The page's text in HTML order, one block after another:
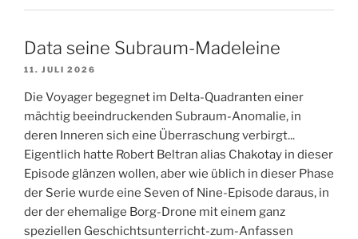
Data seine Subraum-Madeleine
11. JULI 2026
Die Voyager begegnet im Delta-Quadranten einer
mächtig beeindruckenden Subraum-Anomalie, in
deren Inneren sich eine Überraschung verbirgt...
Eigentlich hatte Robert Beltran alias Chakotay in dieser
Episode glänzen wollen, aber wie üblich in dieser Phase
der Serie wurde eine Seven of Nine-Episode daraus, in
der der ehemalige Borg-Drone mit einem ganz
speziellen Geschichtsunterricht-zum-Anfassen